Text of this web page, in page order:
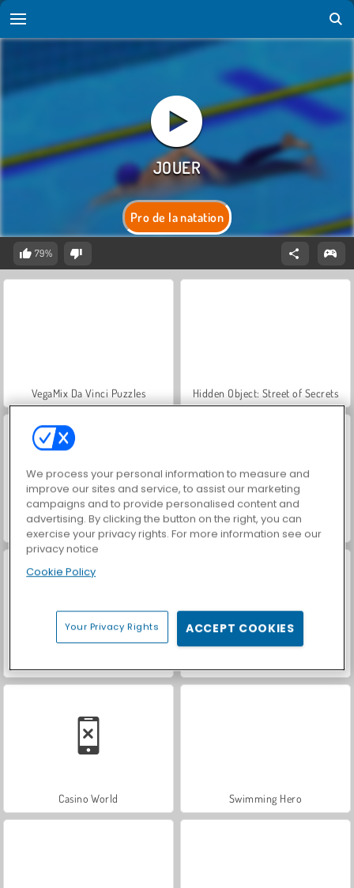
Pro de la natation
79%
VegaMix Da Vinci Puzzles Hidden Object: Street of Secrets
ASMR Makeover & Makeup Studio World War 2 Shooter
Casino World Swimming Hero
We process your personal information to measure and
improve our sites and service, to assist our marketing
campaigns and to provide personalised content and
advertising. By clicking the button on the right, you can
exercise your privacy rights. For more information see our
privacy notice
Cookie Policy
Your Privacy Rights ACCEPT COOKIES